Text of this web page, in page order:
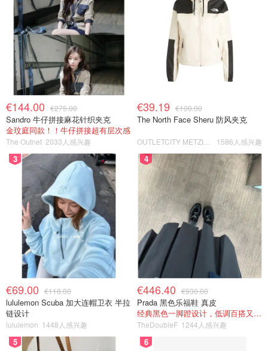
€144.00 €275.00
Sandro 牛仔拼接麻花针织夹克
金玟庭同款！！牛仔拼接超有层次感
The Outnet 2033人感兴趣
€39.19 €100.00
The North Face Sheru 防风夹克
1586人感兴趣
3
€69.00 €118.00
lululemon Scuba 加大连帽卫衣 半拉
链设计
lululemon 1448人感兴趣
4
€446.40 €930.00
Prada 黑色乐福鞋 真皮
经典黑色一脚蹬设计，低调百搭又高级
TheDoubleF 1244人感兴趣
5 6